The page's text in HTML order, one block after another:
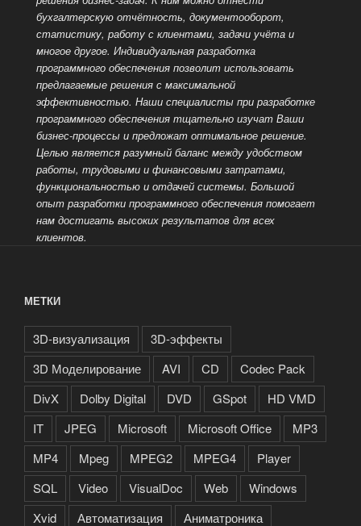
бухгалтерскую отчётность, документооборот,
статистику, работу с клиентами, задачи учёта и
многое другое. Индивидуальная разработка
программного обеспечения позволит использовать
предлагаемые решения с максимальной
эффективностью. Наши специалисты при разработке
программного обеспечения тщательно изучат Ваши
бизнес-процессы и предложат оптимальное решение.
Целью является разумный баланс между удобством
работы, трудовыми и финансовыми затратами,
функциональностью и отдачей системы. Большой
опыт разработки программного обеспечения помогает
нам достигать высоких результатов для всех
клиентов.
МЕТКИ
3D-визуализация
3D-эффекты
3D Моделирование
AVI CD
Codec Pack
DivX
Dolby Digital DVD GSpot
HD VMD
IT
JPEG Microsoft Microsoft Office
MP3
MP4
Mpeg MPEG2 MPEG4
Player
SQL
Video VisualDoc Web
Windows
Xvid
Автоматизация
Аниматроника